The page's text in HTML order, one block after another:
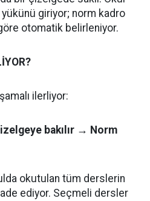
giriyor; norm kadro
otomatik belirleniyor.
ilerliyor:
bakılır → Norm
okutulan tüm derslerin
ediyor. Seçmeli dersler